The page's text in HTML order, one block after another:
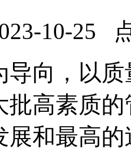
10-25
，以质
批高素质
展和最高